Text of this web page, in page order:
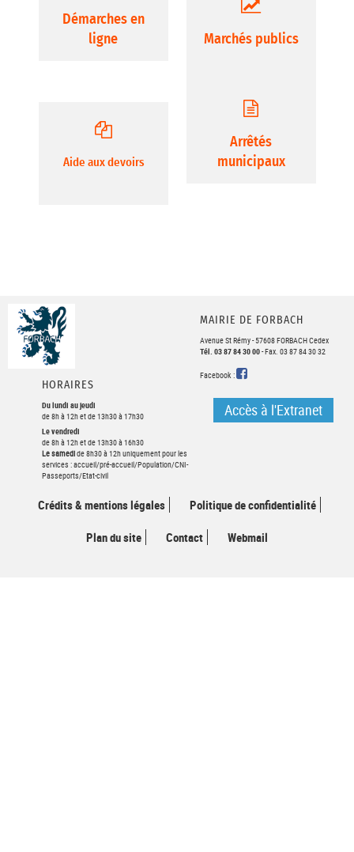
Démarches en
ligne
Marchés publics
Aide aux devoirs
Arrêtés
municipaux
MAIRIE DE FORBACH
Avenue St Rémy - 57608 FORBACH Cedex
Tél. 03 87 84 30 00- Fax. 03 87 84 30 32
Facebook : FACEBOOK
Accès à l'Extranet
HORAIRES
Du lundi au jeudi
de 8h à 12h et de 13h30 à 17h30
Le vendredi
de 8h à 12h et de 13h30 à 16h30
Le samedide 8h30 à 12h uniquement pour les
services : accueil/pré-accueil/Population/CNI-
Passeports/Etat-civil
Crédits & mentions légales Politique de confidentialité
Plan du site Contact Webmail